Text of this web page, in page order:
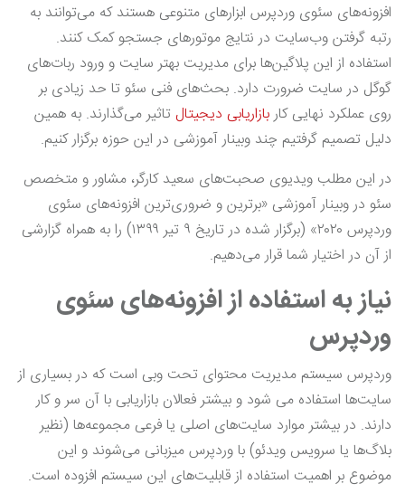
افزونه‌های سئوی وردپرس ابزارهای متنوعی هستند که می‌توانند به
رتبه گرفتن وب‌سایت در نتایج موتورهای جستجو کمک کنند.
استفاده از این پلاگین‌ها برای مدیریت بهتر سایت و ورود ربات‌های
گوگل در سایت ضرورت دارد. بحث‌های فنی سئو تا حد زیادی بر
روی عملکرد نهایی کاربازاریابی دیجیتال تاثیر می‌گذارند. به همین
دلیل تصمیم گرفتیم چند وبینار آموزشی در این حوزه برگزار کنیم.
در این مطلب ویدیوی صحبت‌های سعید کارگر، مشاور و متخصص
سئو در وبینار آموزشی «برترین و ضروری‌ترین افزونه‌های سئوی
وردپرس ۲۰۲۰» (برگزار شده در تاریخ ۹ تیر ۱۳۹۹) را به همراه گزارشی
از آن در اختیار شما قرار می‌دهیم.
نیاز به استفاده از افزونه‌های سئوی
وردپرس
وردپرس سیستم مدیریت محتوای تحت وبی است که در بسیاری از
سایت‌ها استفاده می شود و بیشتر فعالان بازاریابی با آن سر و کار
دارند. در بیشتر موارد سایت‌های اصلی یا فرعی مجموعه‌ها (نظیر
بلاگ‌ها یا سرویس ویدئو) با وردپرس میزبانی می‌شوند و این
موضوع بر اهمیت استفاده از قابلیت‌های این سیستم افزوده است.